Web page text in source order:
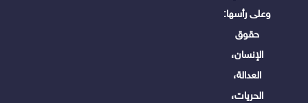
وعلى رأسها:
حقوق
الإنسان،
العدالة،
الحريات،